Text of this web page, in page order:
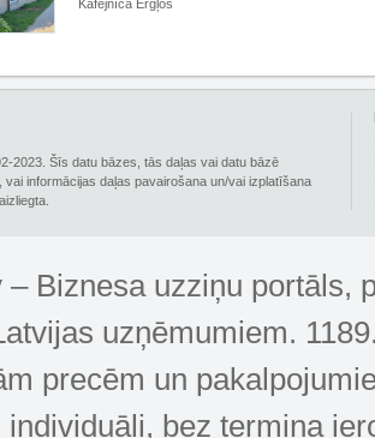
Kafejnīca Ērgļos
2023. Šīs datu bāzes, tās daļas vai datu bāzē
vai informācijas daļas pavairošana un/vai izplatīšana
– Biznesa uzziņu portāls,
uzņēmumiem.
precēm un
individuāli, bez termiņa